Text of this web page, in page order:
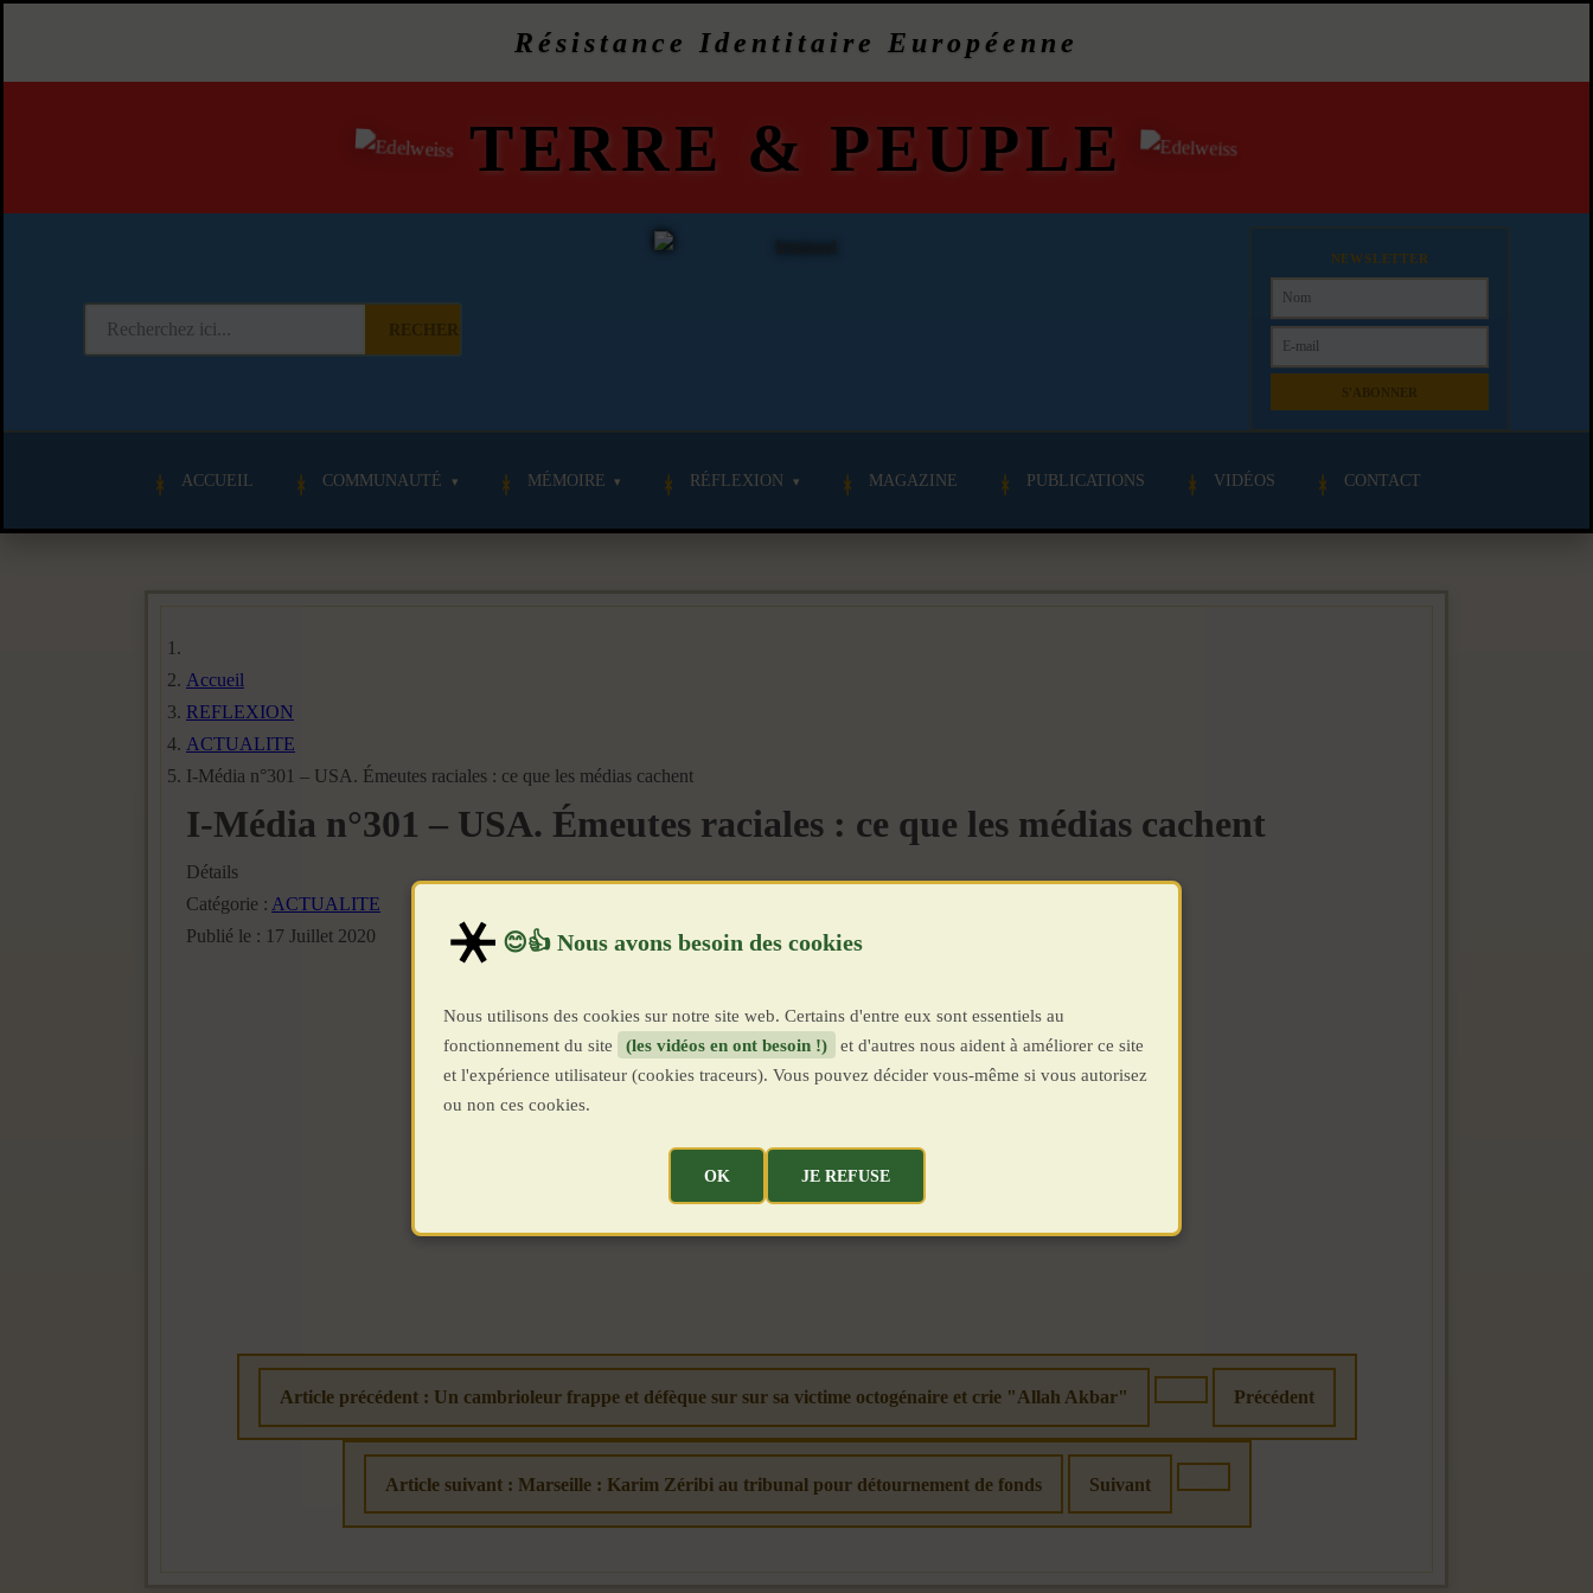
Résistance Identitaire Européenne
TERRE & PEUPLE
NEWSLETTER
ACCUEIL COMMUNAUTÉ MÉMOIRE RÉFLEXION MAGAZINE PUBLICATIONS VIDÉOS CONTACT
Accueil
REFLEXION
ACTUALITE
I-Média n°301 – USA. Émeutes raciales : ce que les médias cachent
I-Média n°301 – USA. Émeutes raciales : ce que les médias cachent
Détails
Catégorie : ACTUALITE
Publié le : 17 Juillet 2020
Article précédent : Un cambrioleur frappe et défèque sur sur sa victime octogénaire et crie "Allah Akbar" Précédent
Article suivant : Marseille : Karim Zéribi au tribunal pour détournement de fonds Suivant
Nous utilisons des cookies sur notre site web. Certains d'entre eux sont essentiels au
fonctionnement du site
(les vidéos en ont besoin !)
et d'autres nous aident à améliorer ce site
et l'expérience utilisateur (cookies traceurs). Vous pouvez décider vous-même si vous autorisez
ou non ces cookies.
OK JE REFUSE